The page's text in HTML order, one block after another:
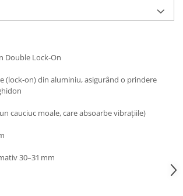
Double Lock‑On
(lock‑on) din aluminiu, asigurând o prindere
cauciuc moale, care absoarbe vibrațiile)
30–31 mm